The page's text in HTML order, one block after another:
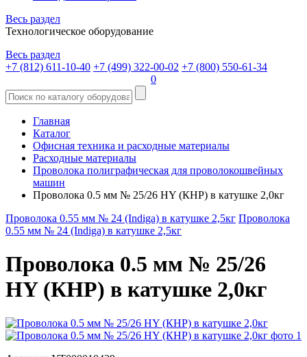
Весь раздел
Технологическое оборудование
Весь раздел
+7 (812) 611-10-40 +7 (499) 322-00-02 +7 (800) 550-61-34
0
Главная
Каталог
Офисная техника и расходные материалы
Расходные материалы
Проволока полиграфическая для проволокошвейных
машин
Проволока 0.5 мм № 25/26 HY (КНР) в катушке 2,0кг
Проволока 0.55 мм № 24 (Indiga) в катушке 2,5кг Проволока
0.55 мм № 24 (Indiga) в катушке 2,5кг
Проволока 0.5 мм № 25/26
HY (КНР) в катушке 2,0кг